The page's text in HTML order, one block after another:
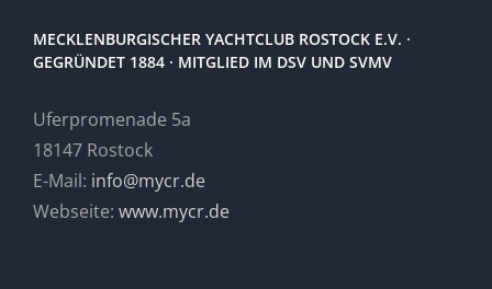
MECKLENBURGISCHER YACHTCLUB ROSTOCK E.V. ·
GEGRÜNDET 1884 · MITGLIED IM DSV UND SVMV
Uferpromenade 5a
18147 Rostock
E-Mail: info@mycr.de
Webseite: www.mycr.de